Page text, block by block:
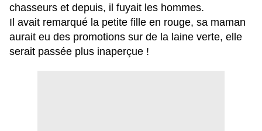
chasseurs et depuis, il fuyait les hommes.
Il avait remarqué la petite fille en rouge, sa maman
aurait eu des promotions sur de la laine verte, elle
serait passée plus inaperçue !